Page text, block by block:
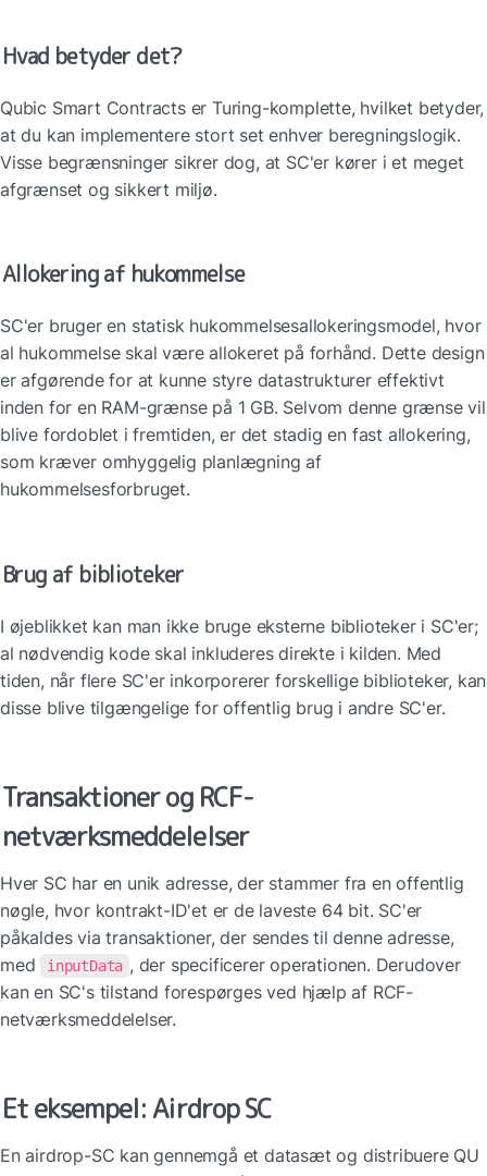
Hvad betyder det?
Qubic Smart Contracts er Turing-komplette, hvilket betyder,
at du kan implementere stort set enhver beregningslogik.
Visse begrænsninger sikrer dog, at SC'er kører i et meget
afgrænset og sikkert miljø.
Allokering af hukommelse
SC'er bruger en statisk hukommelsesallokeringsmodel, hvor
al hukommelse skal være allokeret på forhånd. Dette design
er afgørende for at kunne styre datastrukturer effektivt
inden for en RAM-grænse på 1 GB. Selvom denne grænse vil
blive fordoblet i fremtiden, er det stadig en fast allokering,
som kræver omhyggelig planlægning af
hukommelsesforbruget.
Brug af biblioteker
I øjeblikket kan man ikke bruge eksterne biblioteker i SC'er;
al nødvendig kode skal inkluderes direkte i kilden. Med
tiden, når flere SC'er inkorporerer forskellige biblioteker, kan
disse blive tilgængelige for offentlig brug i andre SC'er.
Transaktioner og RCF-
netværksmeddelelser
Hver SC har en unik adresse, der stammer fra en offentlig
nøgle, hvor kontrakt-ID'et er de laveste 64 bit. SC'er
påkaldes via transaktioner, der sendes til denne adresse,
med
inputData , der specificerer operationen. Derudover
kan en SC's tilstand forespørges ved hjælp af RCF-
netværksmeddelelser.
Et eksempel: Airdrop SC
En airdrop-SC kan gennemgå et datasæt og distribuere QU